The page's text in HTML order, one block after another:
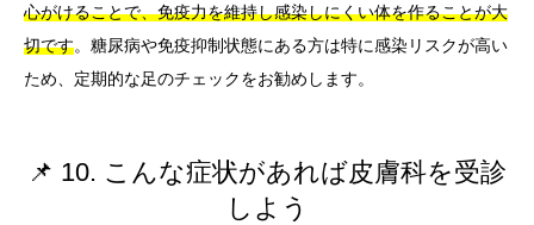
心がけることで、免疫力を維持し感染しにくい体を作ることが大
切です。糖尿病や免疫抑制状態にある方は特に感染リスクが高い
ため、定期的な足のチェックをお勧めします。
📌 10. こんな症状があれば皮膚科を受診
しよう